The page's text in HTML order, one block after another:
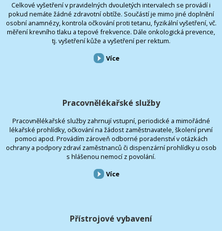
Celkové vyšetření v pravidelných dvouletých intervalech se provádí i
pokud nemáte žádné zdravotní obtíže. Součástí je mimo jiné doplnění
osobní anamnézy, kontrola očkování proti tetanu, fyzikální vyšetření, vč.
měření krevního tlaku a tepové frekvence. Dále onkologická prevence,
tj. vyšetření kůže a vyšetření per rektum.
Více
Pracovnělékařské služby
Pracovnělékařské služby zahrnují vstupní, periodické a mimořádné
lékařské prohlídky, očkování na žádost zaměstnavatele, školení první
pomoci apod. Provádím zároveň odborné poradenství v otázkách
ochrany a podpory zdraví zaměstnanců či dispenzární prohlídky u osob
s hlášenou nemocí z povolání.
Více
Přístrojové vybavení